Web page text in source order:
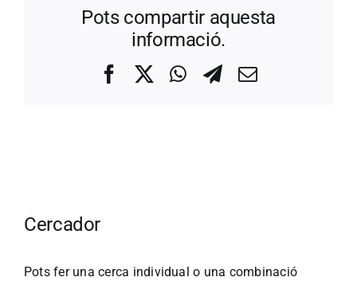
Pots compartir aquesta
informació.
FacebookWhatsApp
Telegram
Correo
Cercador
Pots fer una cerca individual o una combinació